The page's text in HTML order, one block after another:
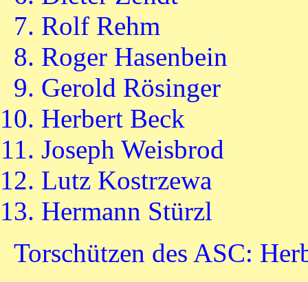
Rolf Rehm
Roger Hasenbein
Gerold Rösinger
Herbert Beck
Joseph Weisbrod
Lutz Kostrzewa
Hermann Stürzl
Torschützen des ASC: